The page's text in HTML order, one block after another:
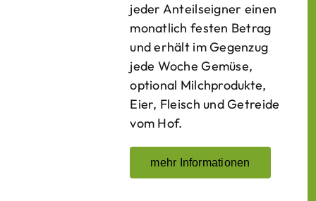
jeder Anteilseigner einen
monatlich festen Betrag
und erhält im Gegenzug
jede Woche Gemüse,
optional Milchprodukte,
Eier, Fleisch und Getreide
vom Hof.
mehr Informationen